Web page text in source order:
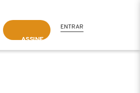
ASSINE
ENTRAR